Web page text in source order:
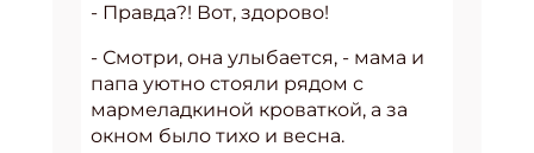
- Правда?! Вот, здорово!
- Смотри, она улыбается, - мама и
папа уютно стояли рядом с
мармеладкиной кроваткой, а за
окном было тихо и весна.